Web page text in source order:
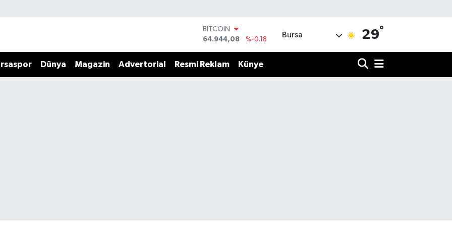
BITCOIN
64.944,08
%-0.18
47,7436
%0.18
Bursa 29°
Dünya Magazin Advertorial Resmi Reklam Künye